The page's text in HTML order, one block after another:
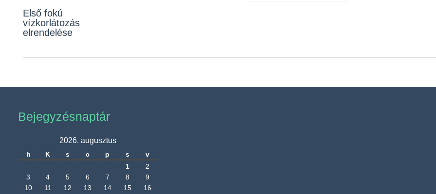
Első fokú
vízkorlátozás
elrendelése
Bejegyzésnaptár
2026. augusztus
h K s c p s
v
1
2
3
4 5 6 7 8
9
10
11 12 13 14 15
16